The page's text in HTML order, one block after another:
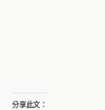
分享此文：